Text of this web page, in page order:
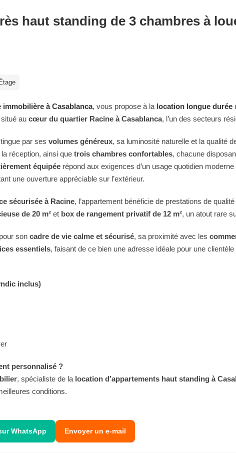
haut standing de 3 chambres à
immobilière à Casablanca, vous propose à la location longue durée
au cœur du quartier Racine à Casablanca, l’un des secteurs
par ses volumes généreux, sa luminosité naturelle et la qualité
réception, ainsi que trois chambres confortables, chacune
équipée répond aux exigences d’un usage quotidien
une ouverture appréciable sur l’extérieur.
sécurisée à Racine, l’appartement bénéficie de prestations de qualité
de 20 m² et box de rangement privatif de 12 m², un atout rare
son cadre de vie calme et sécurisé, sa proximité avec les
essentiels, faisant de ce bien une adresse idéale pour une
inclus)
personnalisé ?
, spécialiste de la location d’appartements haut standing à
conditions.
WhatsApp Envoyer un e-mail